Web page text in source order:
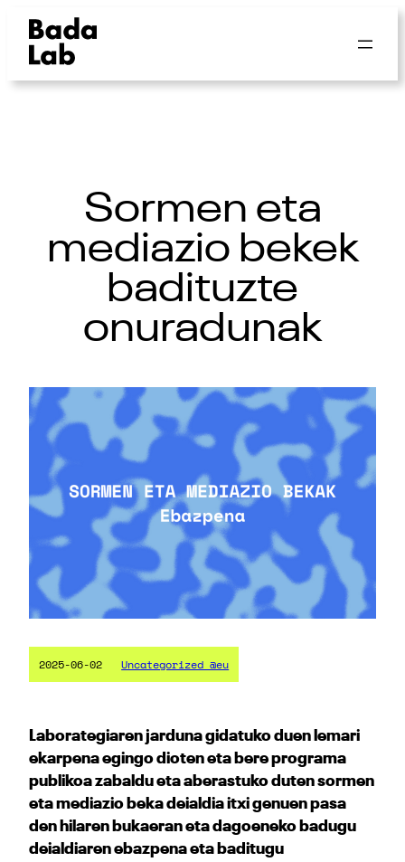
Sormen eta
mediazio bekek
badituzte
onuradunak
2025-06-02 Uncategorized @eu
Laborategiaren jarduna gidatuko duen lemari
ekarpena egingo dioten eta bere programa
publikoa zabaldu eta aberastuko duten sormen
eta mediazio beka deialdia itxi genuen pasa
den hilaren bukaeran eta dagoeneko badugu
deialdiaren ebazpena eta baditugu